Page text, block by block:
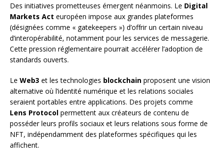
Des initiatives prometteuses émergent néanmoins. Le Digital
Markets Act européen impose aux grandes plateformes
(désignées comme « gatekeepers ») d’offrir un certain niveau
d’interopérabilité, notamment pour les services de messagerie.
Cette pression réglementaire pourrait accélérer l’adoption de
standards ouverts.
Le Web3 et les technologies blockchain proposent une vision
alternative où l’identité numérique et les relations sociales
seraient portables entre applications. Des projets comme
Lens Protocol permettent aux créateurs de contenu de
posséder leurs profils sociaux et leurs relations sous forme de
NFT, indépendamment des plateformes spécifiques qui les
affichent.